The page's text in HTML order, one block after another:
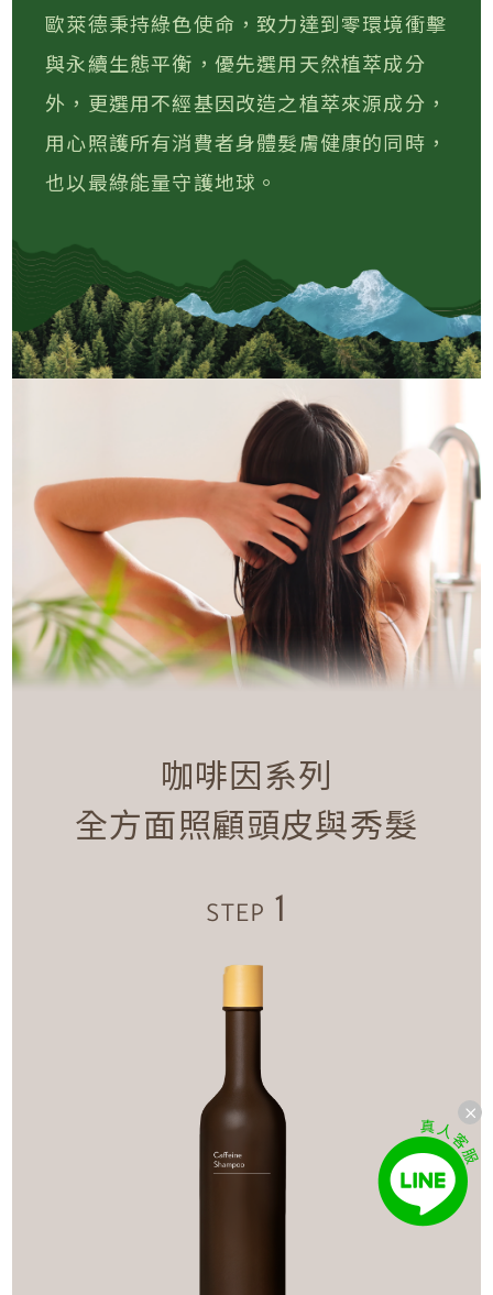
歐萊德秉持綠色使命，致力達到零環境衝擊
與永續生態平衡，優先選用天然植萃成分
外，更選用不經基因改造之植萃來源成分，
用心照護所有消費者身體髮膚健康的同時，
也以最綠能量守護地球。
咖啡因系列
全方面照顧頭皮與秀髮